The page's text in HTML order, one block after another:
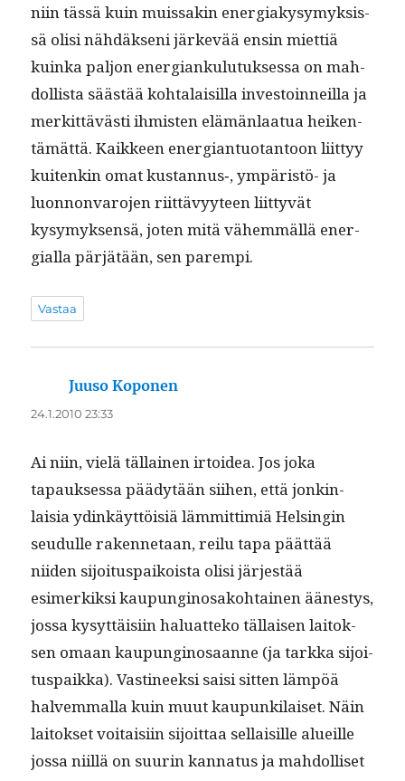
niin tässä kuin muis­sakin ener­giakysymyk­sis­
sä olisi nähdäk­seni järkevää ensin miet­tiä
kuin­ka paljon ener­gianku­lu­tuk­ses­sa on mah­
dol­lista säästää kohta­laisil­la investoin­neil­la ja
merkit­tävästi ihmis­ten elämän­laat­ua heiken­
tämät­tä. Kaik­keen ener­giantuotan­toon liit­tyy
kuitenkin omat kustannus‑, ympäristö- ja
luon­non­va­ro­jen riit­tävyy­teen liit­tyvät
kysymyk­sen­sä, joten mitä vähem­mäl­lä ener­
gial­la pär­jätään, sen parempi.
Vastaa
Juuso Koponen
24.1.2010 23:33
Ai niin, vielä täl­lainen irtoidea. Jos joka
tapauk­ses­sa päädytään siihen, että jonkin­
laisia ydinkäyt­töisiä läm­mit­tim­iä Helsin­gin
seudulle raken­netaan, reilu tapa päät­tää
niiden sijoi­tu­s­paikoista olisi jär­jestää
esimerkik­si kaupungi­nosako­htainen äänestys,
jos­sa kysyt­täisi­in halu­at­teko täl­laisen laitok­
sen omaan kaupungi­nosaanne (ja tark­ka sijoi­
tu­s­paik­ka). Vasti­neek­si saisi sit­ten läm­pöä
halvem­mal­la kuin muut kaupunki­laiset. Näin
laitok­set voitaisi­in sijoit­taa sel­l­aisille alueille
jos­sa niil­lä on suurin kan­na­tus ja mah­dol­liset